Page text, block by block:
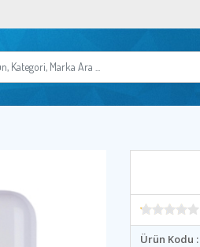
Ürün Kodu :